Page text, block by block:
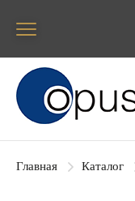
Блок
Главная Каталог